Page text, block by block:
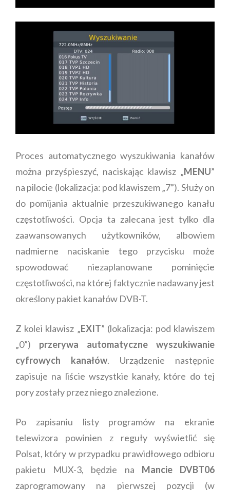
Proces automatycznego wyszukiwania kanałów
można przyśpieszyć, naciskając klawisz „MENU”
na pilocie (lokalizacja: pod klawiszem „7”). Służy on
do pomijania aktualnie przeszukiwanego kanału
częstotliwości. Opcja ta zalecana jest tylko dla
zaawansowanych użytkowników, albowiem
nadmierne naciskanie tego przycisku może
spowodować niezaplanowane pominięcie
częstotliwości, na której faktycznie nadawany jest
określony pakiet kanałów DVB-T.
Z kolei klawisz „EXIT” (lokalizacja: pod klawiszem
„0”) przerywa automatyczne wyszukiwanie
cyfrowych kanałów. Urządzenie następnie
zapisuje na liście wszystkie kanały, które do tej
pory zostały przez niego znalezione.
Po zapisaniu listy programów na ekranie
telewizora powinien z reguły wyświetlić się
Polsat, który w przypadku prawidłowego odbioru
pakietu MUX-3, będzie na Mancie DVBT06
zaprogramowany na pierwszej pozycji (w